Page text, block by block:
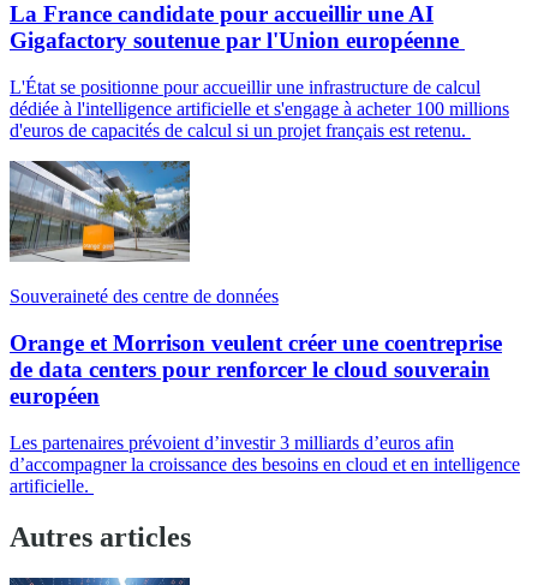
La France candidate pour accueillir une AI
Gigafactory soutenue par l'Union européenne
L'État se positionne pour accueillir une infrastructure de calcul
dédiée à l'intelligence artificielle et s'engage à acheter 100 millions
d'euros de capacités de calcul si un projet français est retenu.
Souveraineté des centre de données
Orange et Morrison veulent créer une coentreprise
de data centers pour renforcer le cloud souverain
européen
Les partenaires prévoient d’investir 3 milliards d’euros afin
d’accompagner la croissance des besoins en cloud et en intelligence
artificielle.
Autres articles